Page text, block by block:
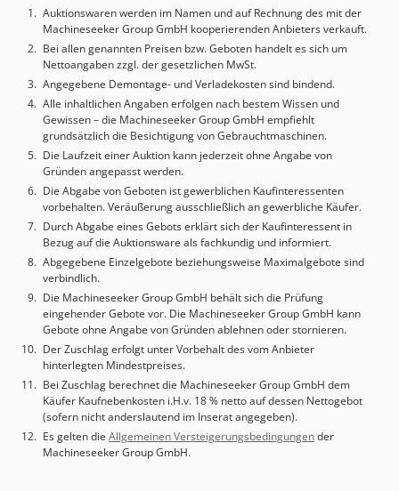
Auktionswaren werden im Namen und auf Rechnung des mit der
Machineseeker Group GmbH kooperierenden Anbieters verkauft.
Bei allen genannten Preisen bzw. Geboten handelt es sich um
Nettoangaben zzgl. der gesetzlichen MwSt.
Angegebene Demontage- und Verladekosten sind bindend.
Alle inhaltlichen Angaben erfolgen nach bestem Wissen und
Gewissen – die Machineseeker Group GmbH empfiehlt
grundsätzlich die Besichtigung von Gebrauchtmaschinen.
Die Laufzeit einer Auktion kann jederzeit ohne Angabe von
Gründen angepasst werden.
Die Abgabe von Geboten ist gewerblichen Kaufinteressenten
vorbehalten. Veräußerung ausschließlich an gewerbliche Käufer.
Durch Abgabe eines Gebots erklärt sich der Kaufinteressent in
Bezug auf die Auktionsware als fachkundig und informiert.
Abgegebene Einzelgebote beziehungsweise Maximalgebote sind
verbindlich.
Die Machineseeker Group GmbH behält sich die Prüfung
eingehender Gebote vor. Die Machineseeker Group GmbH kann
Gebote ohne Angabe von Gründen ablehnen oder stornieren.
Der Zuschlag erfolgt unter Vorbehalt des vom Anbieter
hinterlegten Mindestpreises.
Bei Zuschlag berechnet die Machineseeker Group GmbH dem
Käufer Kaufnebenkosten i.H.v. 18 % netto auf dessen Nettogebot
(sofern nicht anderslautend im Inserat angegeben).
Es gelten die Allgemeinen Versteigerungsbedingungender
Machineseeker Group GmbH.